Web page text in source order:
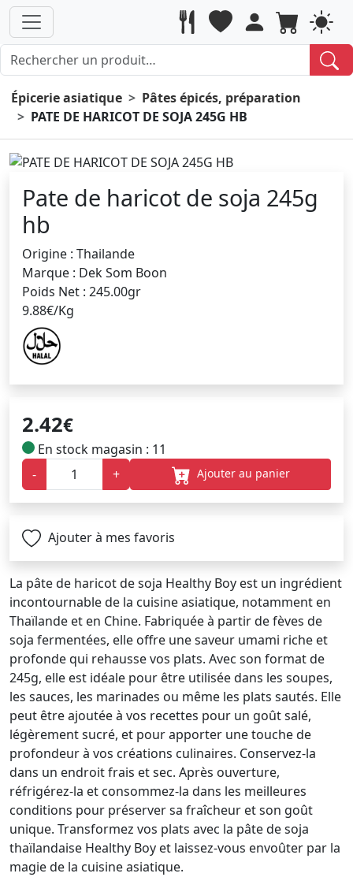
Épicerie asiatique
Pâtes épicés, préparation
PATE DE HARICOT DE SOJA 245G HB
Pate de haricot de soja 245g
hb
Origine : Thailande
Marque : Dek Som Boon
Poids Net : 245.00gr
9.88€/Kg
2.42€
En stock magasin : 11
-
+ Ajouter au panier
Ajouter à mes favoris
La pâte de haricot de soja Healthy Boy est un ingrédient
incontournable de la cuisine asiatique, notamment en
Thaïlande et en Chine. Fabriquée à partir de fèves de
soja fermentées, elle offre une saveur umami riche et
profonde qui rehausse vos plats. Avec son format de
245g, elle est idéale pour être utilisée dans les soupes,
les sauces, les marinades ou même les plats sautés. Elle
peut être ajoutée à vos recettes pour un goût salé,
légèrement sucré, et pour apporter une touche de
profondeur à vos créations culinaires. Conservez-la
dans un endroit frais et sec. Après ouverture,
réfrigérez-la et consommez-la dans les meilleures
conditions pour préserver sa fraîcheur et son goût
unique. Transformez vos plats avec la pâte de soja
thaïlandaise Healthy Boy et laissez-vous envoûter par la
magie de la cuisine asiatique.